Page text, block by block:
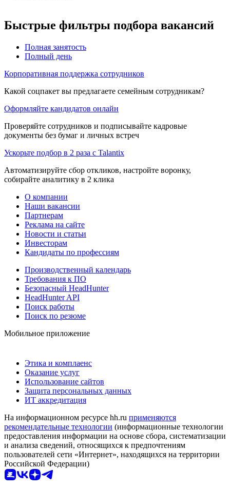
Быстрые фильтры подбора вакансий
Полная занятость
Полный день
Корпоративная поддержка сотрудников
Какой соцпакет вы предлагаете семейным сотрудникам?
Оформляйте кандидатов онлайн
Проверяйте сотрудников и подписывайте кадровые
документы без бумаг и личных встреч
Ускорьте подбор в 2 раза с Talantix
Автоматизируйте сбор откликов, настройте воронку,
собирайте аналитику в 2 клика
О компании
Наши вакансии
Партнерам
Реклама на сайте
Новости и статьи
Инвесторам
Кандидаты по профессиям
Производственный календарь
Требования к ПО
Безопасный HeadHunter
HeadHunter API
Поиск работы
Поиск по резюме
Мобильное приложение
Этика и комплаенс
Оказание услуг
Использование сайтов
Защита персональных данных
ИТ аккредитация
На информационном ресурсе hh.ru применяются
рекомендательные технологии (информационные технологии
предоставления информации на основе сбора, систематизации
и анализа сведений, относящихся к предпочтениям
пользователей сети «Интернет», находящихся на территории
Российской Федерации)